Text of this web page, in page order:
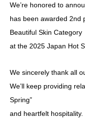
We’re honored to
has been awarded 2nd
Beautiful Skin Category
at the 2025 Japan Hot
We sincerely thank all
We’ll keep providing
Spring”
and heartfelt hospitality.